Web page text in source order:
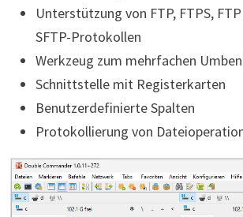
Unterstützung von FTP, FTPS,
SFTP-Protokollen
Werkzeug zum mehrfachen
Schnittstelle mit Registerkarten
Benutzerdefinierte Spalten
Protokollierung von